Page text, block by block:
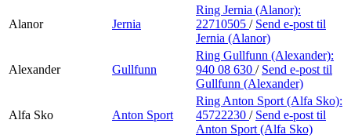
Alanor Jernia
Ring Jernia (Alanor):
22710505 / Send e-post til
Jernia (Alanor)
Alexander Gullfunn
Ring Gullfunn (Alexander):
940 08 630 / Send e-post til
Gullfunn (Alexander)
Alfa Sko Anton Sport
Ring Anton Sport (Alfa Sko):
45722230 / Send e-post til
Anton Sport (Alfa Sko)